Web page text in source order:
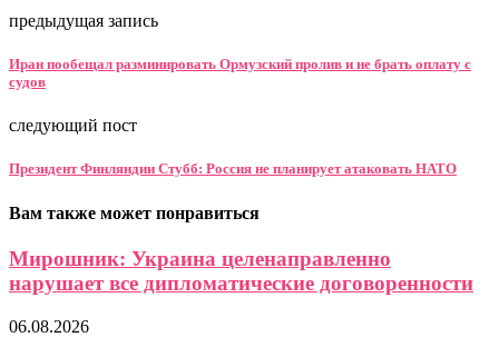
предыдущая запись
Иран пообещал разминировать Ормузский пролив и не брать оплату с
судов
следующий пост
Президент Финляндии Стубб: Россия не планирует атаковать НАТО
Вам также может понравиться
Мирошник: Украина целенаправленно
нарушает все дипломатические договоренности
06.08.2026